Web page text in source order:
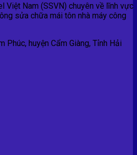
Việt Nam (SSVN) chuyên về lĩnh vực
sửa chữa mái tôn nhà máy công
Phúc, huyện Cẩm Giàng, Tỉnh Hải